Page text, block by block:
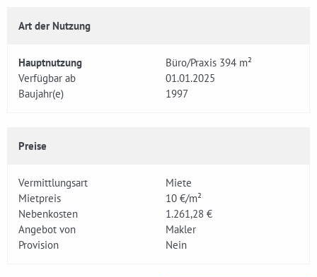
Art der Nutzung
Hauptnutzung
Büro/Praxis 394 m²
Verfügbar ab
01.01.2025
Baujahr(e)
1997
Preise
Vermittlungsart
Miete
Mietpreis
10 €/m²
Nebenkosten
1.261,28 €
Angebot von
Makler
Provision
Nein